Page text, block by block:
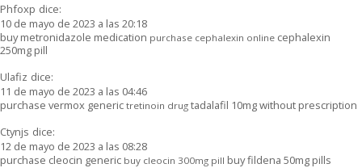
Phfoxp dice:
10 de mayo de 2023 a las 20:18
buy metronidazole medication purchase cephalexin online cephalexin
250mg pill
Ulafiz dice:
11 de mayo de 2023 a las 04:46
purchase vermox generic tretinoin drug tadalafil 10mg without prescription
Ctynjs dice:
12 de mayo de 2023 a las 08:28
purchase cleocin generic buy cleocin 300mg pill buy fildena 50mg pills